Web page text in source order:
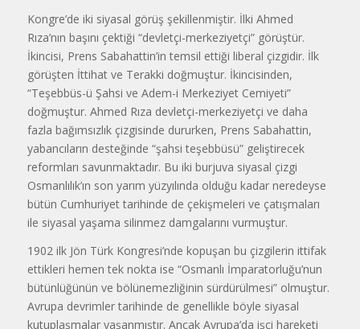
Kongre’de iki siyasal görüş şekillen­miştir. İlki Ahmed
Rıza’nın başını çektiği “devletçi-merkeziyetçi” görüştür.
İkinci­si, Prens Sabahattin’in temsil ettiği libe­ral çizgidir. İlk
görüşten İttihat ve Te­rakki doğmuştur. İkincisinden,
“Teşebbüs-ü Şahsi ve Adem-i Merkeziyet Cemiyeti”
doğmuştur. Ahmed Rıza devletçi-merkeziyetçi ve daha
fazla bağımsızlık çizgisinde dururken, Prens Sabahattin,
yabancıların desteğinde “şahsi teşebbüsü” geliştirecek
reform­ları savunmaktadır. Bu iki burjuva siyasal çizgi
Osmanlılık’ın son yarım yüzyılında olduğu kadar neredeyse
bütün Cumhu­riyet tarihinde de çekişmeleri ve çatış­maları
ile siyasal yaşama silinmez damga­larını vurmuştur.
1902 ilk Jön Türk Kongresi’nde kopuşan bu çizgilerin ittifak
ettikleri hemen tek nokta ise “Osmanlı İmparatorluğu’nun
bütünlüğünün ve bölünemezliğinin sürdürülmesi” olmuştur.
Avrupa devrimler tarihinde de genellik­le böyle siyasal
kutuplaşmalar yaşan­mıştır. Ancak Avrupa’da işçi hareketi